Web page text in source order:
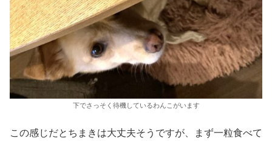
下でさっそく待機しているわんこがいます
この感じだとちまきは大丈夫そうですが、まず一粒食べて